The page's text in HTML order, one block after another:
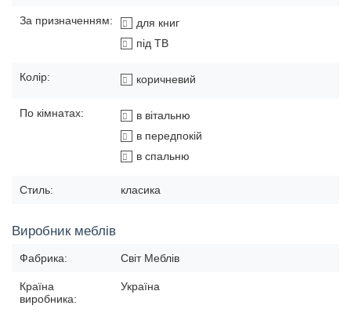
За призначенням:
для книг
під ТВ
Колір: коричневий
По кімнатах:
в вітальню
в передпокій
в спальню
Стиль: класика
Виробник меблів
Фабрика: Світ Меблів
Країна
виробника:
Україна